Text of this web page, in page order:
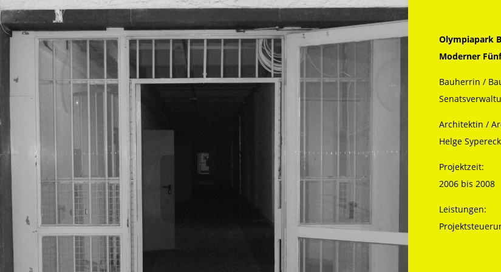
Olympiapark
Moderner
Bauherrin /
Architektin /
Helge
Projektzeit:
2006 bis 2008
Leistungen: